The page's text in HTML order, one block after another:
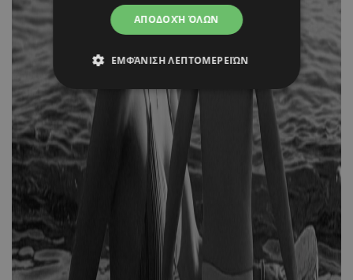
ΑΠΟΔΟΧΉ ΌΛΩΝ
ΕΜΦΆΝΙΣΗ ΛΕΠΤΟΜΕΡΕΙΏΝ